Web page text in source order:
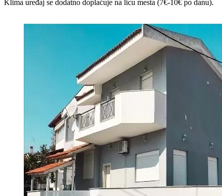
Klima uređaj se dodatno doplaćuje na licu mesta (7€-10€ po danu).